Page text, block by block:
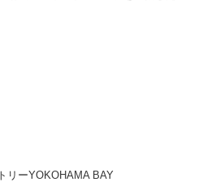
リーYOKOHAMA BAY